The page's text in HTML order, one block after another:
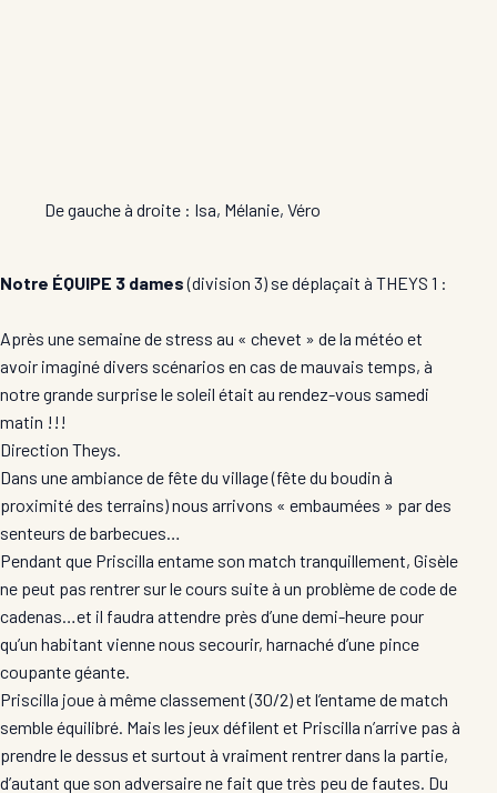
De gauche à droite : Isa, Mélanie, Véro
Notre ÉQUIPE 3 dames(division 3) se déplaçait à THEYS 1 :
Après une semaine de stress au « chevet » de la météo et
avoir imaginé divers scénarios en cas de mauvais temps, à
notre grande surprise le soleil était au rendez-vous samedi
matin !!!
Direction Theys.
Dans une ambiance de fête du village (fête du boudin à
proximité des terrains) nous arrivons « embaumées » par des
senteurs de barbecues…
Pendant que Priscilla entame son match tranquillement, Gisèle
ne peut pas rentrer sur le cours suite à un problème de code de
cadenas…et il faudra attendre près d’une demi-heure pour
qu’un habitant vienne nous secourir, harnaché d’une pince
coupante géante.
Priscilla joue à même classement (30/2) et l’entame de match
semble équilibré. Mais les jeux défilent et Priscilla n’arrive pas à
prendre le dessus et surtout à vraiment rentrer dans la partie,
d’autant que son adversaire ne fait que très peu de fautes. Du